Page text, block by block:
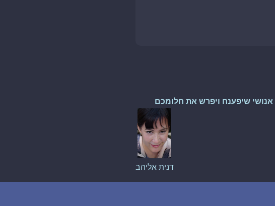
שיפענח ויפרש את חלומכם
דנית אליהב